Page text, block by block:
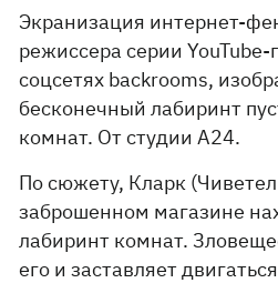
Экранизация интернет-
режиссера серии YouTube-
соцсетях backrooms,
бесконечный лабиринт
комнат. От студии А24.
По сюжету, Кларк
заброшенном магазине
лабиринт комнат.
его и заставляет